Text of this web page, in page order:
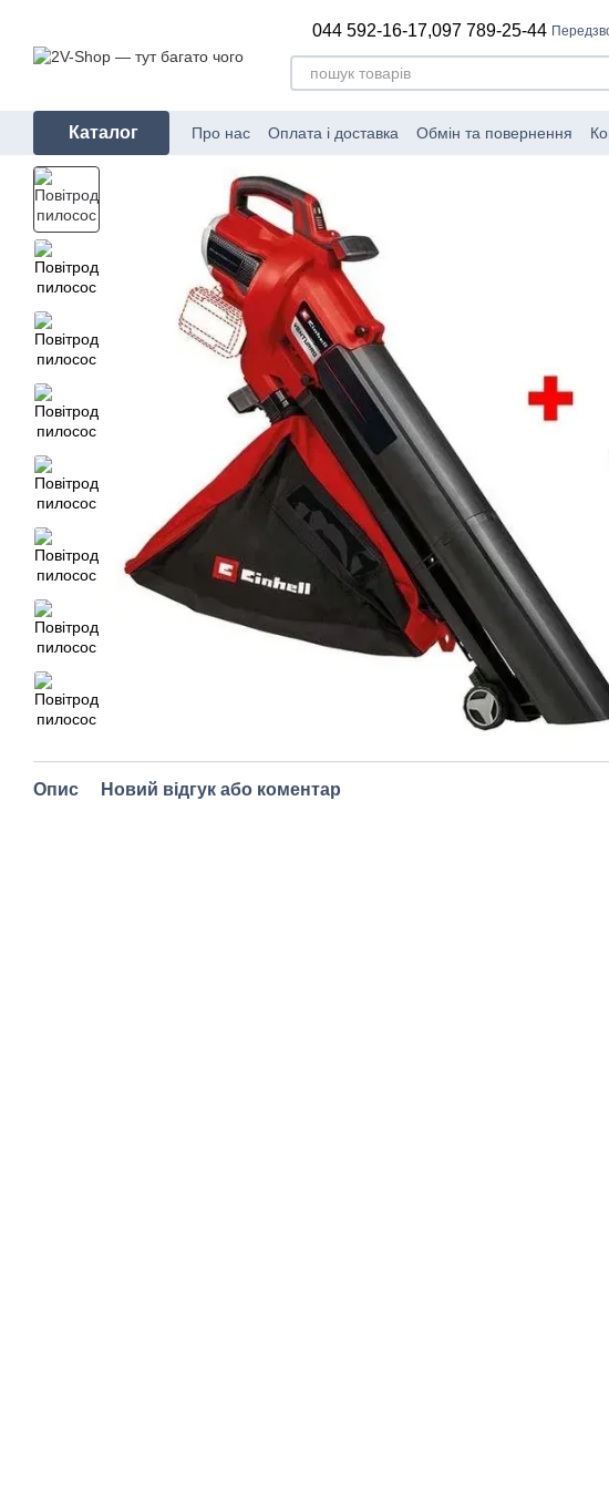
044 592-16-17,097 789-25-44
Каталог Про нас Оплата і доставка Обмін та повернення
Опис Новий відгук або коментар